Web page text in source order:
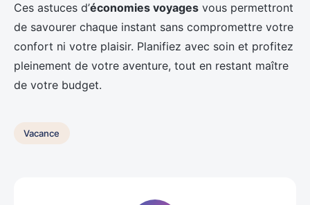
Ces astuces d’économies voyages vous permettront
de savourer chaque instant sans compromettre votre
confort ni votre plaisir. Planifiez avec soin et profitez
pleinement de votre aventure, tout en restant maître
de votre budget.
Vacance